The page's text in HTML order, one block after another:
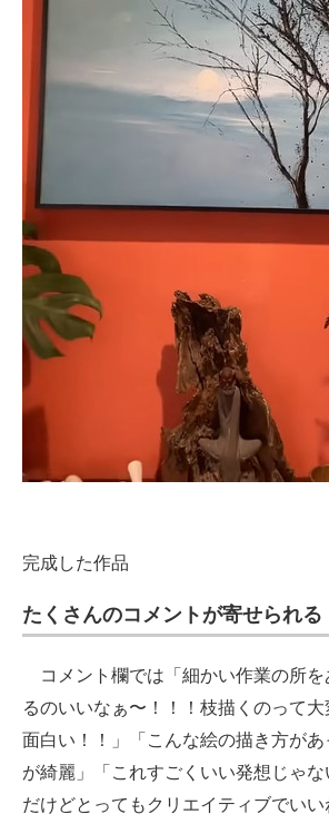
完成した作品
たくさんのコメントが寄せられる
コメント欄では「細かい作業の所を
るのいいなぁ〜！！！枝描くのって
面白い！！」「こんな絵の描き方が
が綺麗」「これすごくいい発想じゃ
だけどとってもクリエイティブでい